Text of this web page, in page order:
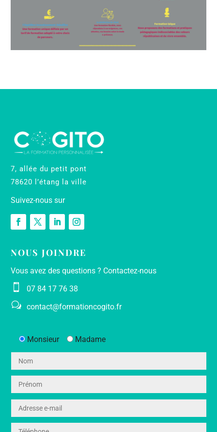
7, allée du petit pont
78620 l’étang la ville
Suivez-nous sur
NOUS JOINDRE
Vous avez des questions ? Contactez-nous
 07 84 17 76 38
w contact@formationcogito.fr
Monsieur Madame